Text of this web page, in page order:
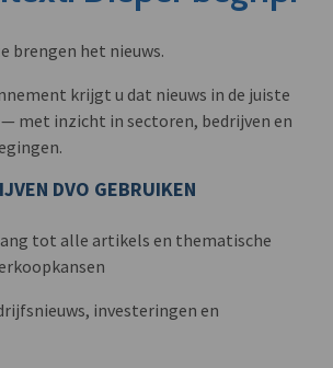
brengen het nieuws.
krijgt u dat nieuws in de juiste
met inzicht in sectoren, bedrijven en
DVO GEBRUIKEN
tot alle artikels en thematische
investeringen en